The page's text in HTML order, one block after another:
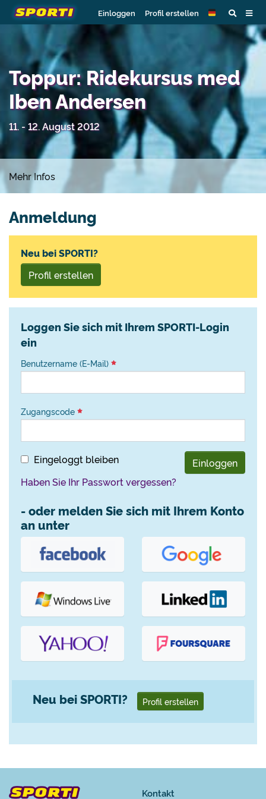
Einloggen Profil erstellen
Toppur: Ridekursus med
Iben Andersen
11. - 12. August 2012
Mehr Infos
Anmeldung
Neu bei SPORTI?
Profil erstellen
Loggen Sie sich mit Ihrem SPORTI-Login
ein
Benutzername (E-Mail)
Zugangscode
Eingeloggt bleiben
Einloggen
Haben Sie Ihr Passwort vergessen?
- oder melden Sie sich mit Ihrem Konto
an unter
Neu bei SPORTI? Profil erstellen
Kontakt